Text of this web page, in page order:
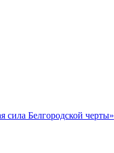
сила Белгородской черты»